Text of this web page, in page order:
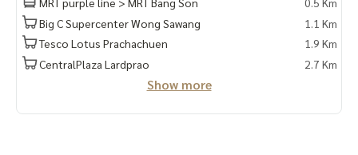
Big C Supercenter Wong Sawang
1.1 Km
Tesco Lotus Prachachuen
1.9 Km
CentralPlaza Lardprao
2.7 Km
Show more